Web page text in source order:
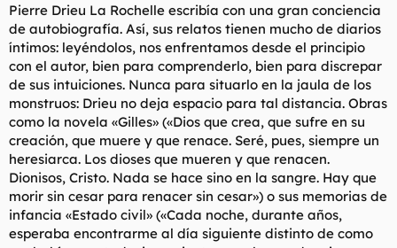
Pierre Drieu La Rochelle escribía con una gran conciencia
de autobiografía. Así, sus relatos tienen mucho de diarios
íntimos: leyéndolos, nos enfrentamos desde el principio
con el autor, bien para comprenderlo, bien para discrepar
de sus intuiciones. Nunca para situarlo en la jaula de los
monstruos: Drieu no deja espacio para tal distancia. Obras
como la novela «Gilles» («Dios que crea, que sufre en su
creación, que muere y que renace. Seré, pues, siempre un
heresiarca. Los dioses que mueren y que renacen.
Dionisos, Cristo. Nada se hace sino en la sangre. Hay que
morir sin cesar para renacer sin cesar») o sus memorias de
infancia «Estado civil» («Cada noche, durante años,
esperaba encontrarme al día siguiente distinto de como